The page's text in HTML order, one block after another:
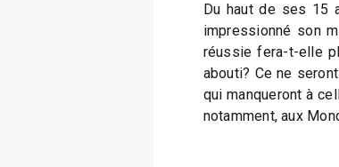
Du haut de ses 15
impressionné son
réussie fera-t-elle
abouti? Ce ne
qui manqueront à
notamment, aux